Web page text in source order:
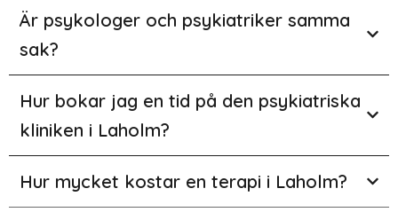
Är psykologer och psykiatriker samma
sak?
Hur bokar jag en tid på den psykiatriska
kliniken i Laholm?
Hur mycket kostar en terapi i Laholm?